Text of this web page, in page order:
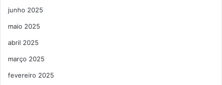
junho 2025
maio 2025
abril 2025
março 2025
fevereiro 2025